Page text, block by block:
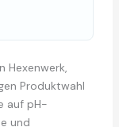
Hexenwerk,
Produktwahl
auf pH-
und